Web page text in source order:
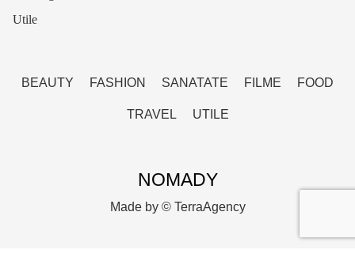
Utile
BEAUTY FASHION SANATATE FILME FOOD
TRAVEL UTILE
NOMADY
Made by © TerraAgency